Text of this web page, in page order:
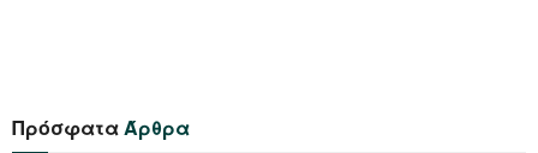
Πρόσφατα Άρθρα